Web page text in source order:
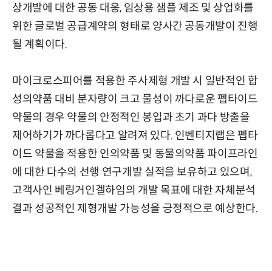
상개발에 대한 공동 대응, 임상용 샘플 제조 및 상업화를
위한 글로벌 공급계약의 형태로 양사간 공동개발이 진행
될 계획이다.
마이크로스피어를 적용한 주사제형 개발 시 일반적인 합
성의약품 대비 분자량이 크고 물성이 까다로운 펩타이드
약물의 경우 약물의 안정적인 봉입과 초기 과다 방출을
제어하기가 까다롭다고 알려져 있다. 인벤티지랩은 펩타
이드 약물을 적용한 인의약품 및 동물의약품 파이프라인
에 대한 다수의 선행 연구개발 실적을 보유하고 있으며,
고객사인 베링거인겔하임의 개발 목표에 대한 자체분석
결과 성공적인 제형개발 가능성을 긍정적으로 예상한다.